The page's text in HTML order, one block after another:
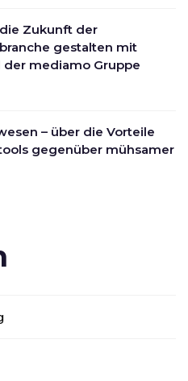
Zukunft der
gestalten mit
der mediamo Gruppe
– über die Vorteile
gegenüber mühsamer